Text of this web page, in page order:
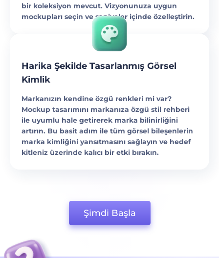
bir koleksiyon mevcut. Vizyonunuza uygun
mockupları seçin ve saniyeler içinde özelleştirin.
Harika Şekilde Tasarlanmış Görsel
Kimlik
Markanızın kendine özgü renkleri mi var?
Mockup tasarımını markanıza özgü stil rehberi
ile uyumlu hale getirerek marka bilinirliğini
artırın. Bu basit adım ile tüm görsel bileşenlerin
marka kimliğini yansıtmasını sağlayın ve hedef
kitleniz üzerinde kalıcı bir etki bırakın.
Şimdi Başla